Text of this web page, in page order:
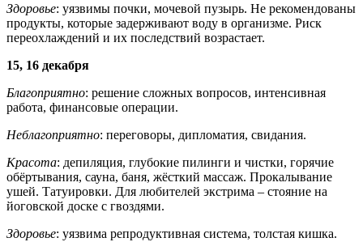
Здоровье: уязвимы почки, мочевой пузырь. Не рекомендованы
продукты, которые задерживают воду в организме. Риск
переохлаждений и их последствий возрастает.
15, 16 декабря
Благоприятно: решение сложных вопросов, интенсивная
работа, финансовые операции.
Неблагоприятно: переговоры, дипломатия, свидания.
Красота: депиляция, глубокие пилинги и чистки, горячие
обёртывания, сауна, баня, жёсткий массаж. Прокалывание
ушей. Татуировки. Для любителей экстрима – стояние на
йоговской доске с гвоздями.
Здоровье: уязвима репродуктивная система, толстая кишка.